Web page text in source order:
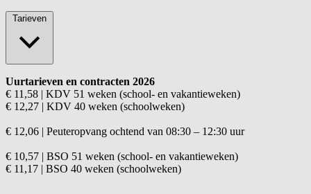
Tarieven
Uurtarieven en contracten 2026
€ 11,58 | KDV 51 weken (school- en vakantieweken)
€ 12,27 | KDV 40 weken (schoolweken)
€ 12,06 | Peuteropvang ochtend van 08:30 – 12:30 uur
€ 10,57 | BSO 51 weken (school- en vakantieweken)
€ 11,17 | BSO 40 weken (schoolweken)